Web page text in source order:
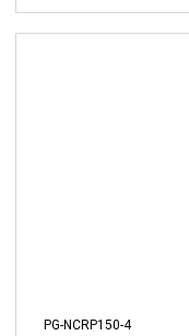
PG-NCRP150-4